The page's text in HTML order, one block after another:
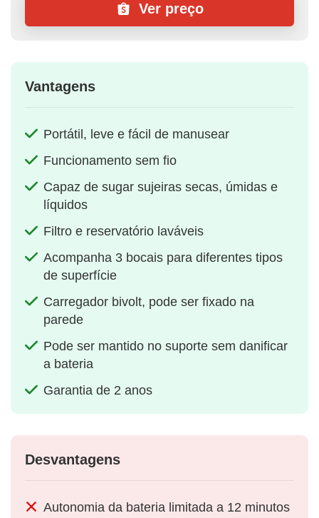
Ver preço
Vantagens
Portátil, leve e fácil de manusear
Funcionamento sem fio
Capaz de sugar sujeiras secas, úmidas e
líquidos
Filtro e reservatório laváveis
Acompanha 3 bocais para diferentes tipos
de superfície
Carregador bivolt, pode ser fixado na
parede
Pode ser mantido no suporte sem danificar
a bateria
Garantia de 2 anos
Desvantagens
Autonomia da bateria limitada a 12 minutos